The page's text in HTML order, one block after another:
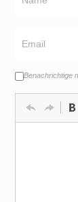
Benachrichtige